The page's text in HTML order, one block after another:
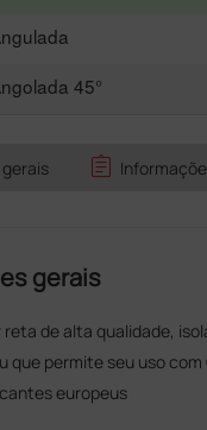
45°
assignment
gerais
reta de alta qualidade,
que permite seu uso
europeus